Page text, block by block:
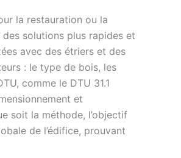
la restauration ou la
solutions plus rapides et
avec des étriers et des
: le type de bois, les
comme le DTU 31.1
et
soit la méthode, l’objectif
de l’édifice, prouvant